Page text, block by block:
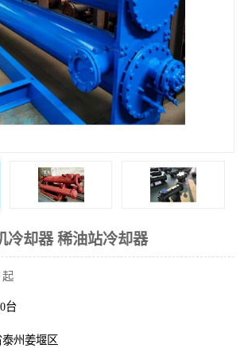
冷却器 稀油站冷却器
起
台
州姜堰区